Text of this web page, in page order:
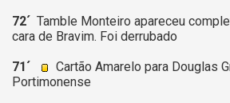
72´ Tamble Monteiro apareceu
cara de Bravim. Foi derrubado
71´
Cartão Amarelo para Douglas
Portimonense